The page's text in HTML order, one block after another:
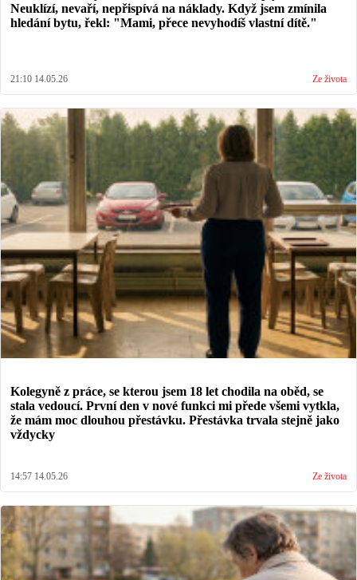
Neuklízí, nevaří, nepřispívá na náklady. Když jsem zmínila
hledání bytu, řekl: "Mami, přece nevyhodíš vlastní dítě."
21:10 14.05.26 Ze života
Kolegyně z práce, se kterou jsem 18 let chodila na oběd, se
stala vedoucí. První den v nové funkci mi přede všemi vytkla,
že mám moc dlouhou přestávku. Přestávka trvala stejně jako
vždycky
14:57 14.05.26 Ze života